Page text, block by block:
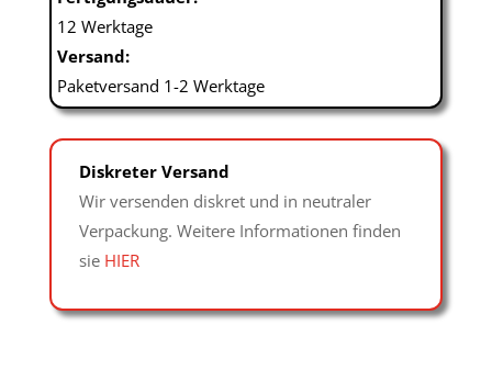
12 Werktage
Versand:
Paketversand 1-2 Werktage
Diskreter Versand
Wir versenden diskret und in neutraler
Verpackung. Weitere Informationen finden
sie HIER